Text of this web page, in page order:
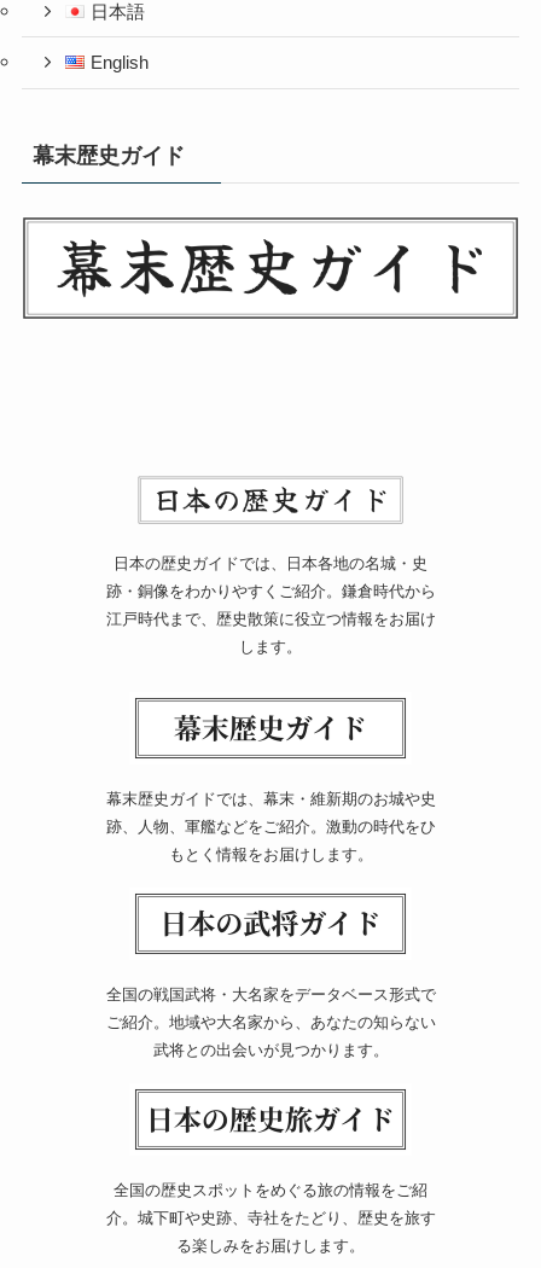
日本語
English
幕末歴史ガイド
日本の歴史ガイドでは、日本各地の名城・史
跡・銅像をわかりやすくご紹介。鎌倉時代から
江戸時代まで、歴史散策に役立つ情報をお届け
します。
幕末歴史ガイドでは、幕末・維新期のお城や史
跡、人物、軍艦などをご紹介。激動の時代をひ
もとく情報をお届けします。
全国の戦国武将・大名家をデータベース形式で
ご紹介。地域や大名家から、あなたの知らない
武将との出会いが見つかります。
全国の歴史スポットをめぐる旅の情報をご紹
介。城下町や史跡、寺社をたどり、歴史を旅す
る楽しみをお届けします。